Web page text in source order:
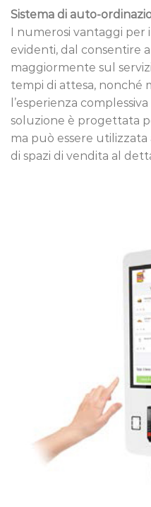
Sistema di auto-
I numerosi vantaggi per
evidenti, dal consentire
maggiormente sul
tempi di attesa, nonché
l’esperienza
soluzione è progettata
ma può essere
di spazi di vendita al